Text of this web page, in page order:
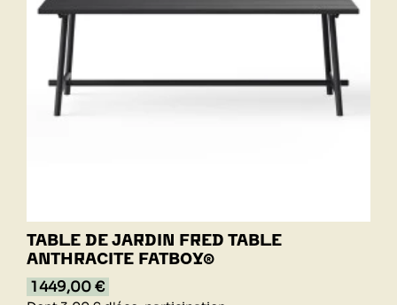
TABLE DE JARDIN FRED TABLE
ANTHRACITE FATBOY®
1 449,00 €